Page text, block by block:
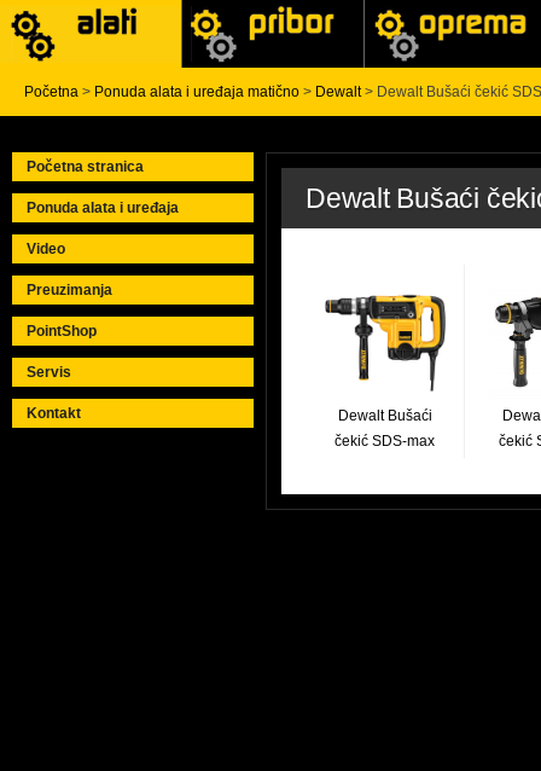
Početna > Ponuda alata i uređaja matično > Dewalt> Dewalt Bušaći čekić
Početna stranica
Ponuda alata i uređaja
Video
Preuzimanja
PointShop
Servis
Kontakt
Dewalt Bušaći
Dewalt Bušaći
čekić SDS-max
čekić